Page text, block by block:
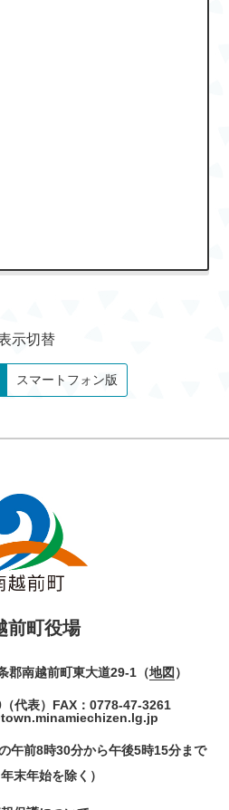
示切替
スマートフォン版
前町役場
南越前町東大道29-1（地図 ）
（代表） FAX：0778-47-3261
午前8時30分から午後5時15分まで
年末年始を除く）